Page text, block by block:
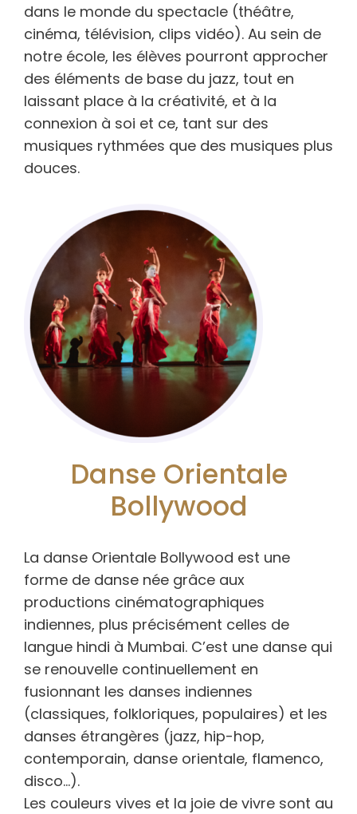
dans le monde du spectacle (théâtre,
cinéma, télévision, clips vidéo). Au sein de
notre école, les élèves pourront approcher
des éléments de base du jazz, tout en
laissant place à la créativité, et à la
connexion à soi et ce, tant sur des
musiques rythmées que des musiques plus
douces.
Danse Orientale
Bollywood
La danse Orientale Bollywood est une
forme de danse née grâce aux
productions cinématographiques
indiennes, plus précisément celles de
langue hindi à Mumbai. C’est une danse qui
se renouvelle continuellement en
fusionnant les danses indiennes
(classiques, folkloriques, populaires) et les
danses étrangères (jazz, hip-hop,
contemporain, danse orientale, flamenco,
disco…).
Les couleurs vives et la joie de vivre sont au